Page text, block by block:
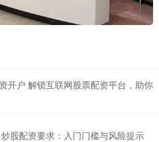
开户 解锁互联网股票配资平台，助你
股配资要求：入门门槛与风险提示